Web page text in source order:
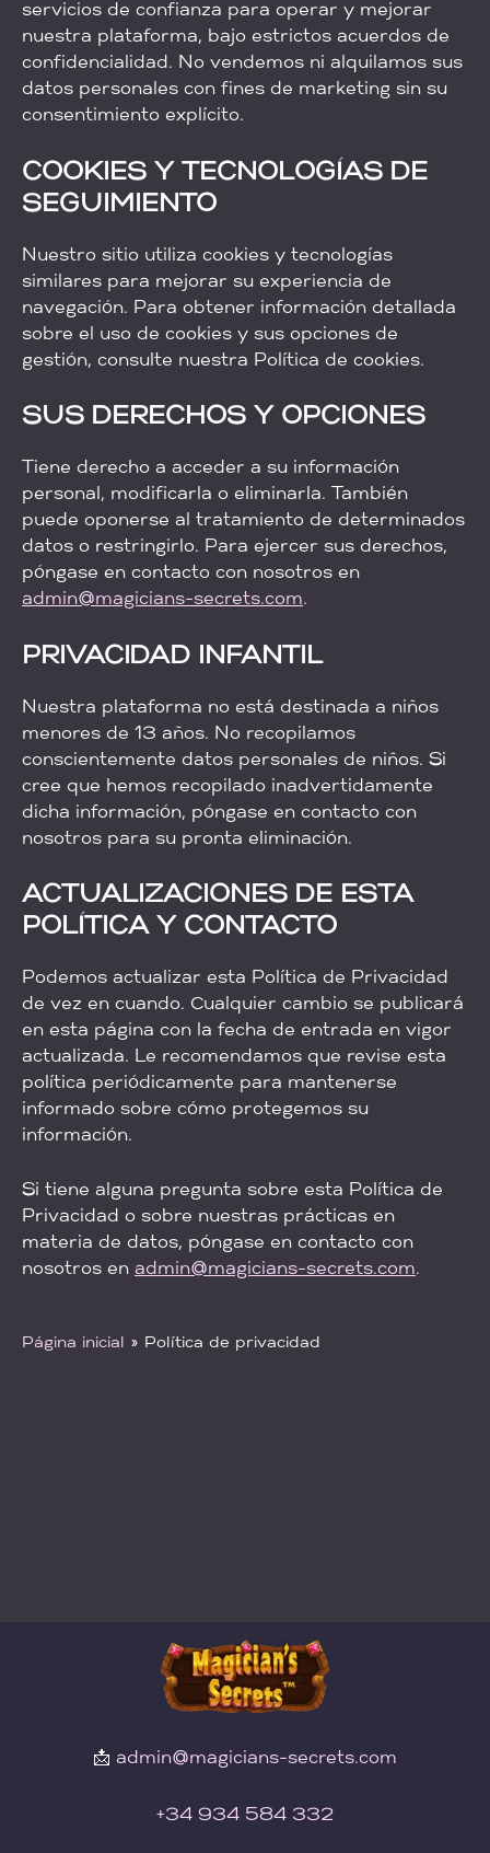
Página inicial » Política de privacidad
servicios de confianza para operar y mejorar
nuestra plataforma, bajo estrictos acuerdos de
confidencialidad. No vendemos ni alquilamos sus
datos personales con fines de marketing sin su
consentimiento explícito.
COOKIES Y TECNOLOGÍAS DE
SEGUIMIENTO
Nuestro sitio utiliza cookies y tecnologías
similares para mejorar su experiencia de
navegación. Para obtener información detallada
sobre el uso de cookies y sus opciones de
gestión, consulte nuestra Política de cookies.
SUS DERECHOS Y OPCIONES
Tiene derecho a acceder a su información
personal, modificarla o eliminarla. También
puede oponerse al tratamiento de determinados
datos o restringirlo. Para ejercer sus derechos,
póngase en contacto con nosotros en
admin@magicians-secrets.com.
PRIVACIDAD INFANTIL
Nuestra plataforma no está destinada a niños
menores de 13 años. No recopilamos
conscientemente datos personales de niños. Si
cree que hemos recopilado inadvertidamente
dicha información, póngase en contacto con
nosotros para su pronta eliminación.
ACTUALIZACIONES DE ESTA
POLÍTICA Y CONTACTO
Podemos actualizar esta Política de Privacidad
de vez en cuando. Cualquier cambio se publicará
en esta página con la fecha de entrada en vigor
actualizada. Le recomendamos que revise esta
política periódicamente para mantenerse
informado sobre cómo protegemos su
información.
Si tiene alguna pregunta sobre esta Política de
Privacidad o sobre nuestras prácticas en
materia de datos, póngase en contacto con
nosotros en admin@magicians-secrets.com.
📩 admin@magicians-secrets.com
+34 934 584 332